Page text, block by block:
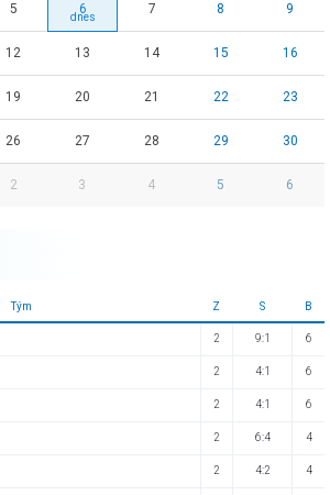
5 6 7 8 9
12 13 14 15 16
19 20 21 22 23
26 27 28 29 30
2 3 4 5 6
Tým Z S B
2 9:1 6
2 4:1 6
2 4:1 6
2 6:4 4
2 4:2 4